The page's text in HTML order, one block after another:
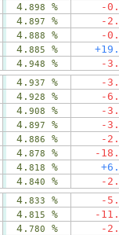
4. 898 % -0 .
4. 897 % -2 .
4. 888 % -0 .
4. 885 % +19 .
4. 948 % -3 .
4. 937 % -3 .
4. 928 % -6 .
4. 908 % -3 .
4. 897 % -3 .
4. 886 % -2 .
4. 878 % -18 .
4. 818 % +6 .
4. 840 % -2 .
4. 833 % -5 .
4. 815 % -11 .
4. 780 % -2 .